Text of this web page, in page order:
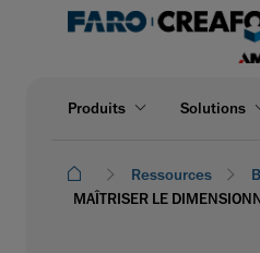
Produits Solutions
Ressources
MAÎTRISER LE